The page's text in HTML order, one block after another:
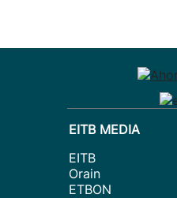
EITB MEDIA
EITB
Orain
ETBON